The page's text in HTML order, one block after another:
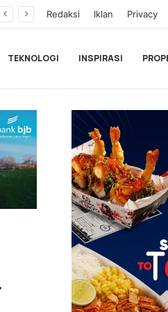
Redaksi Iklan Privacy
TEKNOLOGI INSPIRASI